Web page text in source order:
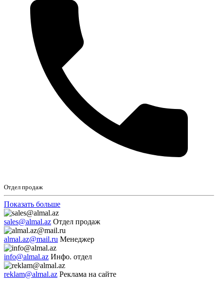
Отдел продаж
Показать больше
sales@almal.az Отдел продаж
almal.az@mail.ru Менеджер
info@almal.az Инфо. отдел
reklam@almal.az Реклама на сайте